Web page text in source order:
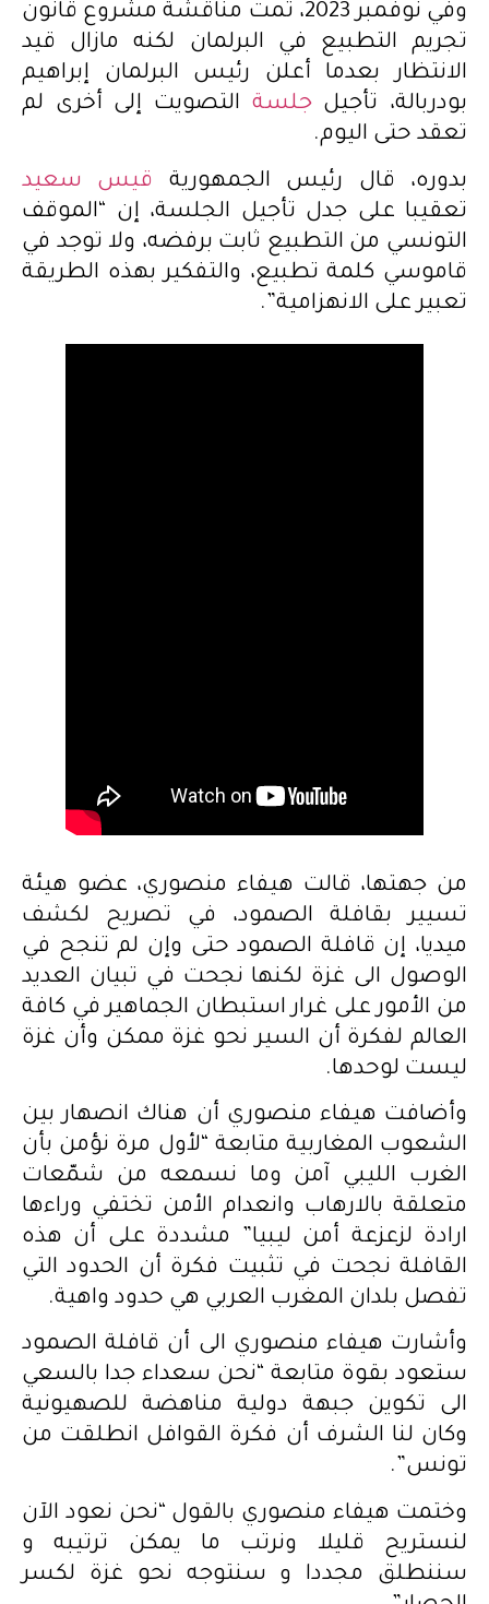
وفي نوفمبر 2023، تمت مناقشة مشروع قانون
تجريم التطبيع في البرلمان لكنه مازال قيد
الانتظار بعدما أعلن رئيس البرلمان إبراهيم
بودربالة، تأجيلجلسة التصويت إلى أخرى لم
تعقد حتى اليوم.
بدوره، قال رئيس الجمهورية
قيس سعيد
تعقيبا على جدل تأجيل الجلسة، إن “الموقف
التونسي من التطبيع ثابت برفضه، ولا توجد في
قاموسي كلمة تطبيع، والتفكير بهذه الطريقة
تعبير على الانهزامية”.
من جهتها، قالت هيفاء منصوري، عضو هيئة
تسيير بقافلة الصمود، في تصريح لكشف
ميديا، إن قافلة الصمود حتى وإن لم تنجح في
الوصول الى غزة لكنها نجحت في تبيان العديد
من الأمور على غرار استبطان الجماهير في كافة
العالم لفكرة أن السير نحو غزة ممكن وأن غزة
ليست لوحدها.
وأضافت هيفاء منصوري أن هناك انصهار بين
الشعوب المغاربية متابعة “لأول مرة نؤمن بأن
الغرب الليبي آمن وما نسمعه من شمّعات
متعلقة بالارهاب وانعدام الأمن تختفي وراءها
ارادة لزعزعة أمن ليبيا” مشددة على أن هذه
القافلة نجحت في تثبيت فكرة أن الحدود التي
تفصل بلدان المغرب العربي هي حدود واهية.
وأشارت هيفاء منصوري الى أن قافلة الصمود
ستعود بقوة متابعة “نحن سعداء جدا بالسعي
الى تكوين جبهة دولية مناهضة للصهيونية
وكان لنا الشرف أن فكرة القوافل انطلقت من
تونس”.
وختمت هيفاء منصوري بالقول “نحن نعود الآن
لنستريح قليلا ونرتب ما يمكن ترتيبه و
سننطلق مجددا و سنتوجه نحو غزة لكسر